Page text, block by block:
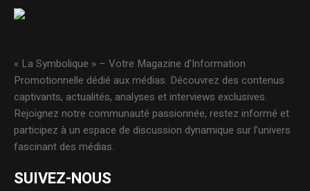
« La Symbolique » – Votre Magazine d’Information
Promotionnelle dédié aux médias. Découvrez des contenus
captivants, actualités, analyses et interviews exclusives.
Rejoignez notre communauté passionnée, restez informé et
participez à un espace de discussion dynamique sur l’univers
fascinant des médias.
SUIVEZ-NOUS